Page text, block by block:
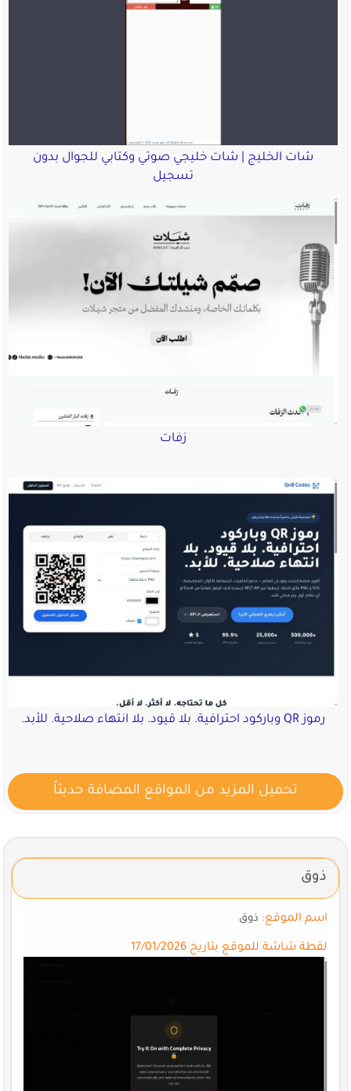
شات الخليج | شات خليجي صوتي وكتابي للجوال بدون
تسجيل
زفات
رموز QR وباركود احترافية. بلا قيود. بلا انتهاء صلاحية. للأبد.
تحميل المزيد من المواقع المضافة حديثاً
ذوق
اسم الموقع:ذوق
لقطة شاشة للموقع بتاريخ 17/01/2026